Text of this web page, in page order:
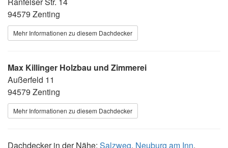
94579 Zenting
Mehr Informationen zu diesem Dachdecker
Max Killinger Holzbau und Zimmerei
Außerfeld 11
94579 Zenting
Mehr Informationen zu diesem Dachdecker
Dachdecker in der Nähe: Salzweg, Neuburg am Inn,